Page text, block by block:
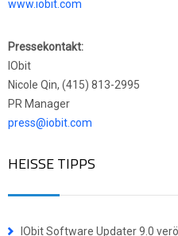
www.iobit.com
Pressekontakt:
IObit
Nicole Qin, (415) 813-2995
PR Manager
press@iobit.com
HEISSE TIPPS